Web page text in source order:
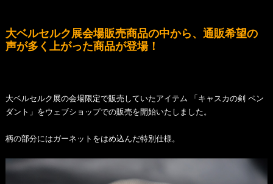
大ベルセルク展会場販売商品の中から、通販希望の
声が多く上がった商品が登場！
大ベルセルク展の会場限定で販売していたアイテム 「キャスカの剣 ペン
ダント」をウェブショップでの販売を開始いたしました。
柄の部分にはガーネットをはめ込んだ特別仕様。